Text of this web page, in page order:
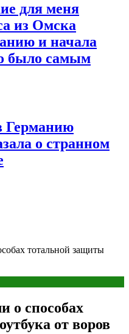
для меня
из Омска
и начала
было самым
Германию
о странном
тотальной защиты
о способах
от воров